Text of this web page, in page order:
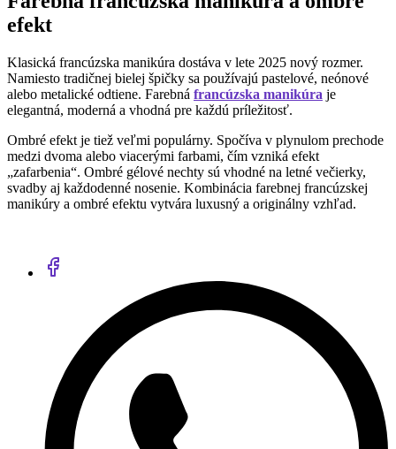
efekt
Klasická francúzska manikúra dostáva v lete 2025 nový rozmer.
Namiesto tradičnej bielej špičky sa používajú pastelové, neónové
alebo metalické odtiene. Farebná francúzska manikúra je
elegantná, moderná a vhodná pre každú príležitosť.
Ombré efekt je tiež veľmi populárny. Spočíva v plynulom prechode
medzi dvoma alebo viacerými farbami, čím vzniká efekt
„zafarbenia“. Ombré gélové nechty sú vhodné na letné večierky,
svadby aj každodenné nosenie. Kombinácia farebnej francúzskej
manikúry a ombré efektu vytvára luxusný a originálny vzhľad.